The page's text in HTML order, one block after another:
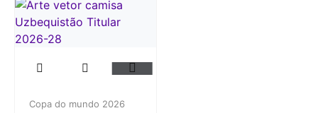
Copa do mundo 2026